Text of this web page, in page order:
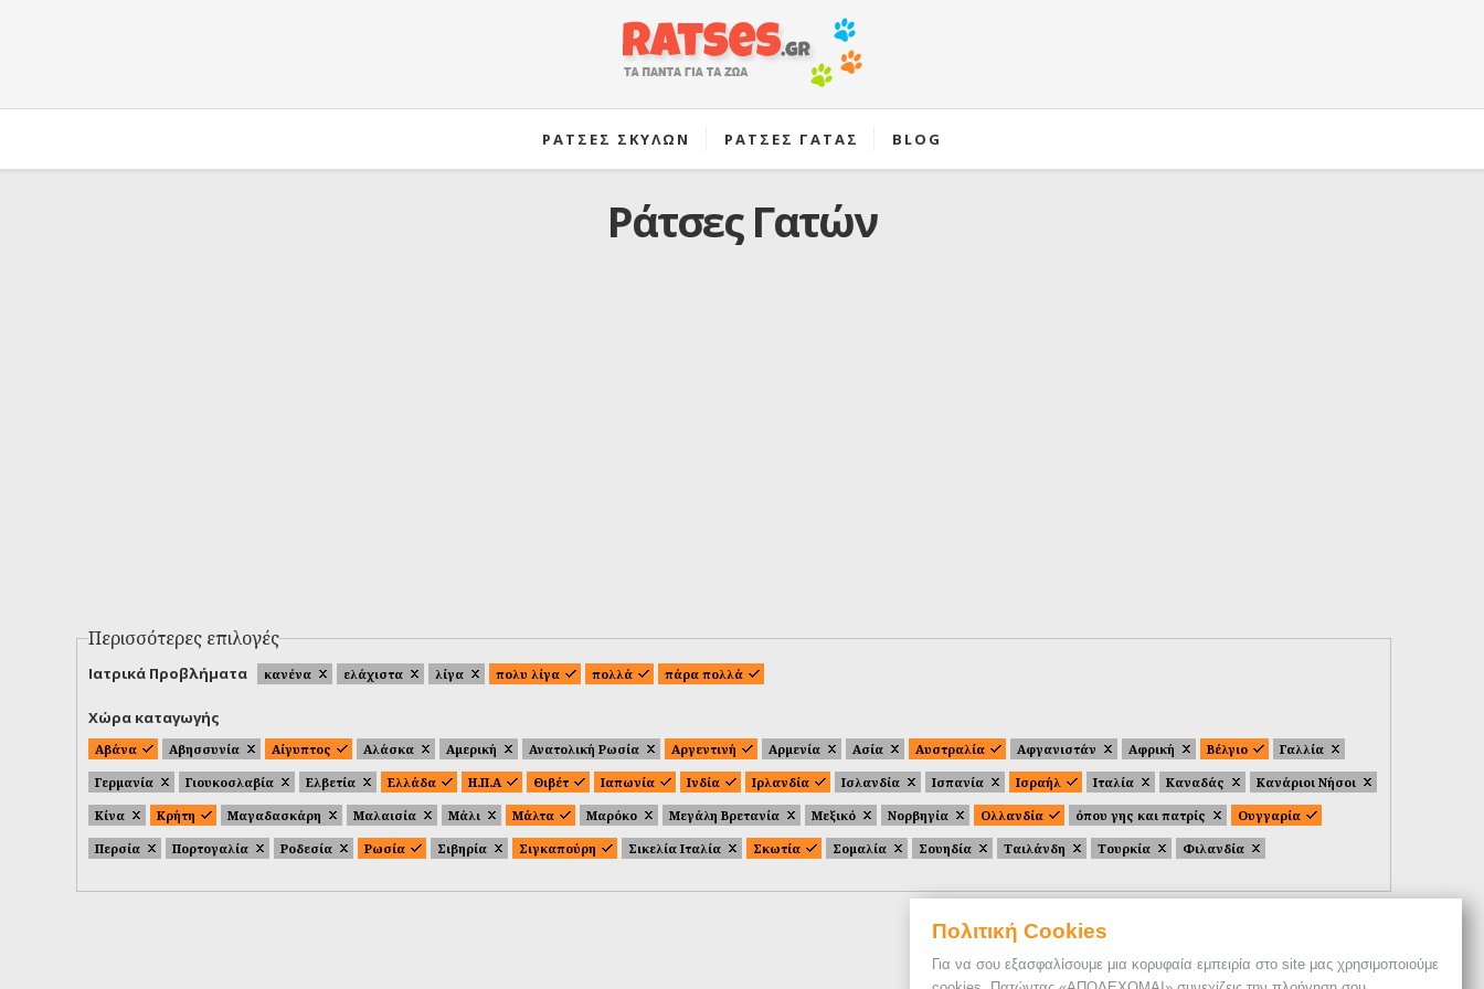
Πολιτική Cookies
Για να σου εξασφαλίσουμε μια κορυφαία εμπειρία στο site μας χρησιμοποιούμε
ΡΑΤΣΕΣ ΣΚΥΛΩΝ ΡΑΤΣΕΣ ΓΑΤΑΣ BLOG
Ράτσες Γατών
Περισσότερες επιλογές
Ιατρικά Προβλήματα κανένα ελάχιστα λίγα πολυ λίγα πολλά πάρα πολλά
Χώρα καταγωγής
Αβάνα Αβησσυνία Αίγυπτος Αλάσκα Αμερική Ανατολική Ρωσία Αργεντινή Αρμενία Ασία Αυστραλία Αφγανιστάν Αφρική Βέλγιο
Γαλλία
Γερμανία
Γιουκοσλαβία Ελβετία Ελλάδα Η.Π.Α Θιβέτ Ιαπωνία Ινδία Ιρλανδία Ισλανδία Ισπανία Ισραήλ Ιταλία Καναδάς
Κανάριοι Νήσοι
Κίνα
Κρήτη Μαγαδασκάρη Μαλαισία Μάλι Μάλτα Μαρόκο Μεγάλη Βρετανία Μεξικό Νορβηγία Ολλανδία όπου γης και πατρίς
Ουγγαρία
Περσία
Πορτογαλία Ροδεσία Ρωσία Σιβηρία Σιγκαπούρη Σικελία Ιταλία Σκωτία Σομαλία Σουηδία Ταιλάνδη Τουρκία Φιλανδία